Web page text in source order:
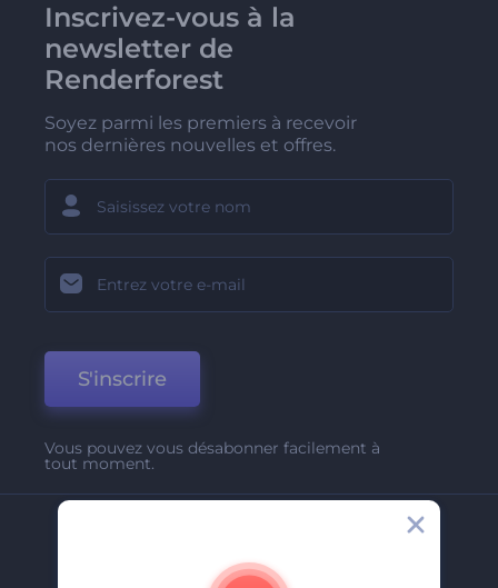
Inscrivez-vous à la
newsletter de
Renderforest
Soyez parmi les premiers à recevoir
nos dernières nouvelles et offres.
S'inscrire
Vous pouvez vous désabonner facilement à
tout moment.
A Propos De Nous